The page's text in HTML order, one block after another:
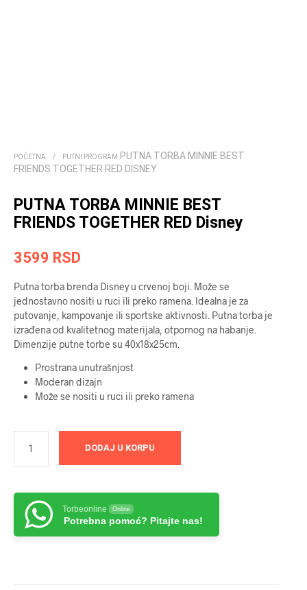
POČETNA / PUTNI PROGRAM
PUTNA TORBA MINNIE BEST
FRIENDS TOGETHER RED DISNEY
PUTNA TORBA MINNIE BEST
FRIENDS TOGETHER RED Disney
3599 RSD
Putna torba brenda Disney u crvenoj boji. Može se
jednostavno nositi u ruci ili preko ramena. Idealna je za
putovanje, kampovanje ili sportske aktivnosti. Putna torba je
izrađena od kvalitetnog materijala, otpornog na habanje.
Dimenzije putne torbe su 40x18x25cm.
Prostrana unutrašnjost
Moderan dizajn
Može se nositi u ruci ili preko ramena
DODAJ U KORPU
Torbeonline Online
Potrebna pomoć? Pitajte nas!